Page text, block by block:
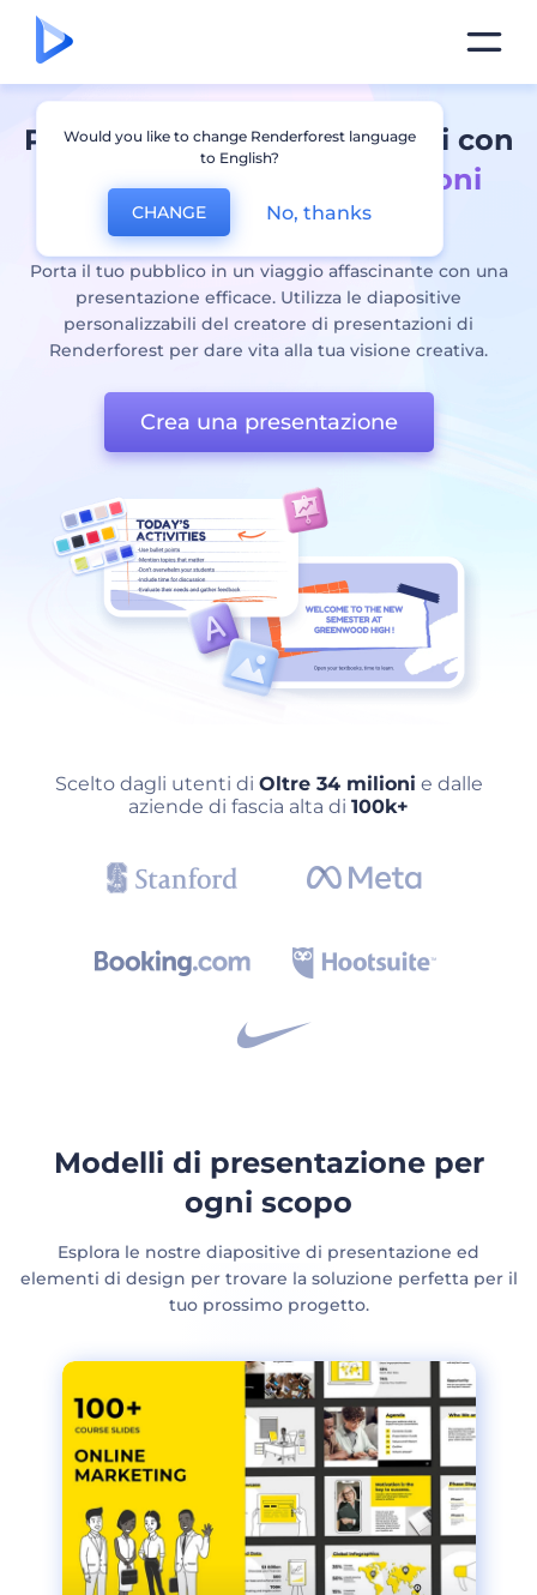
Progetta diapositive potenti con
creatore di presentazioni
online
Porta il tuo pubblico in un viaggio affascinante con una
presentazione efficace. Utilizza le diapositive
personalizzabili del creatore di presentazioni di
Renderforest per dare vita alla tua visione creativa.
Crea una presentazione
Scelto dagli utenti di Oltre 34 milioni e dalle
aziende di fascia alta di 100k+
Modelli di presentazione per
ogni scopo
Esplora le nostre diapositive di presentazione ed
elementi di design per trovare la soluzione perfetta per il
tuo prossimo progetto.
Would you like to change Renderforest language
to English?
CHANGE No, thanks